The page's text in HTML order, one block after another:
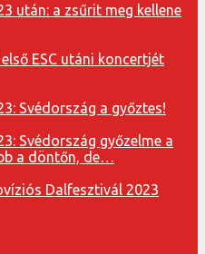
után: a zsűrit meg kellene
ESC utáni koncertjét
Svédország a győztes!
Svédország győzelme a
a döntőn, de…
Dalfesztivál 2023